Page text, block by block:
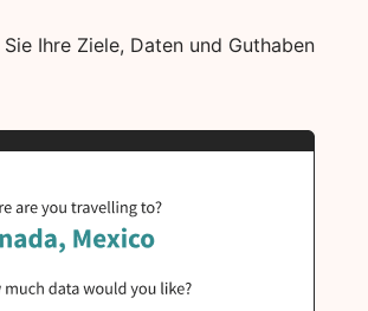
Sie Ihre Ziele, Daten und Guthaben